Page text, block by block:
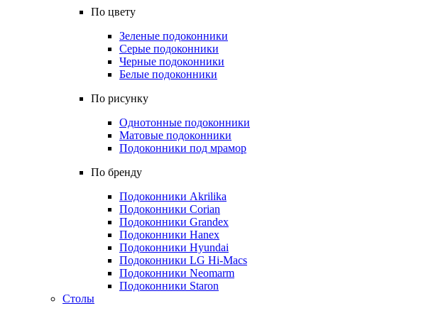
По цвету
Зеленые подоконники
Серые подоконники
Черные подоконники
Белые подоконники
По рисунку
Однотонные подоконники
Матовые подоконники
Подоконники под мрамор
По бренду
Подоконники Akrilika
Подоконники Corian
Подоконники Grandex
Подоконники Hanex
Подоконники Hyundai
Подоконники LG Hi-Macs
Подоконники Neomarm
Подоконники Staron
Столы